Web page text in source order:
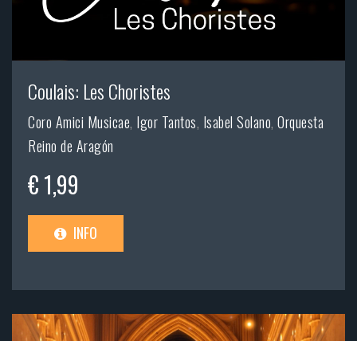
Coulais: Les Choristes
Coro Amici Musicae, Igor Tantos, Isabel Solano, Orquesta
Reino de Aragón
€ 1,99
INFO